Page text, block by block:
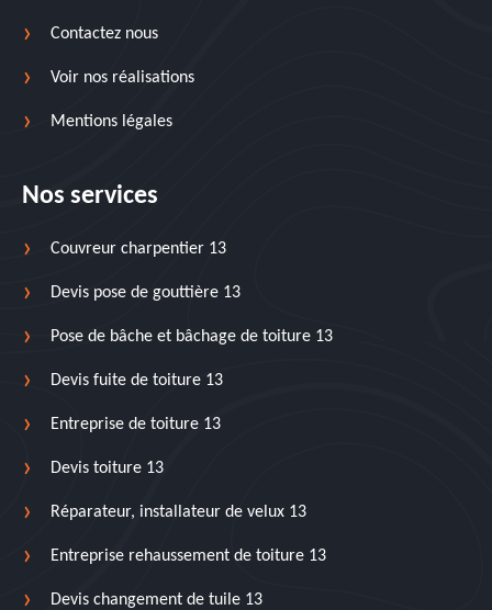
Contactez nous
Voir nos réalisations
Mentions légales
Nos services
Couvreur charpentier 13
Devis pose de gouttière 13
Pose de bâche et bâchage de toiture 13
Devis fuite de toiture 13
Entreprise de toiture 13
Devis toiture 13
Réparateur, installateur de velux 13
Entreprise rehaussement de toiture 13
Devis changement de tuile 13